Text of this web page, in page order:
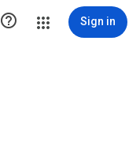
 Sign in